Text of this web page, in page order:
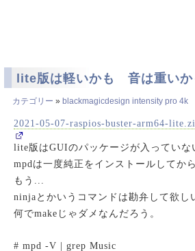
lite版は軽いかも 音は重いか
カテゴリー » blackmagicdesign intensity pro 4k
2021-05-07-raspios-buster-arm64-
lite版はGUIのパッケージが入っていな
mpdは一度純正をインストールしてか
もう...
ninjaとかいうコマンドは勘弁して欲し
何でmakeじゃダメなんだろう。
# mpd -V | grep Music